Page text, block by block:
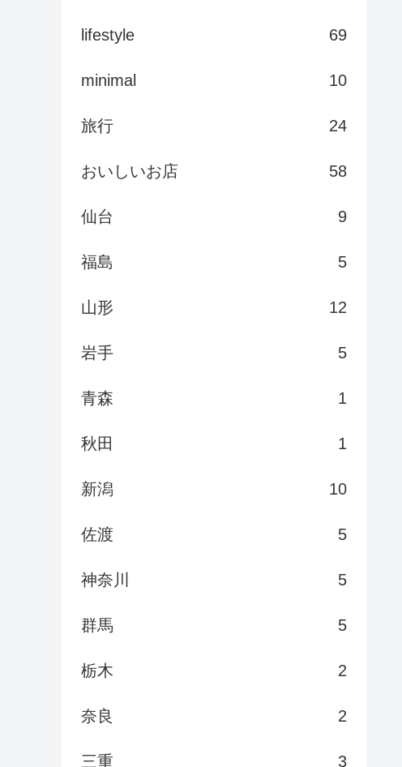
lifestyle 69
minimal 10
旅行 24
おいしいお店 58
仙台 9
福島 5
山形 12
岩手 5
青森 1
秋田 1
新潟 10
佐渡 5
神奈川 5
群馬 5
栃木 2
奈良 2
三重 3